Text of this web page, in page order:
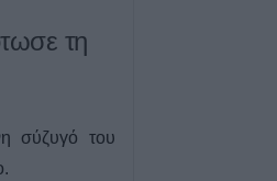
τη
σύζυγό του